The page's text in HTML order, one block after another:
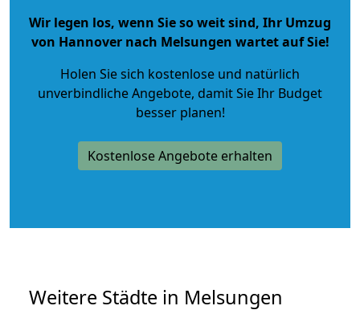
Wir legen los, wenn Sie so weit sind, Ihr Umzug
von Hannover nach Melsungen wartet auf Sie!
Holen Sie sich kostenlose und natürlich
unverbindliche Angebote, damit Sie Ihr Budget
besser planen!
Kostenlose Angebote erhalten
Weitere Städte in Melsungen